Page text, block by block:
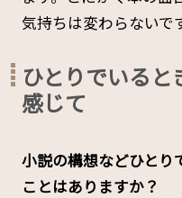
気持ちは変わらないで
ひとりでいる
感じて
――小説の構想などひと
ことはありますか？